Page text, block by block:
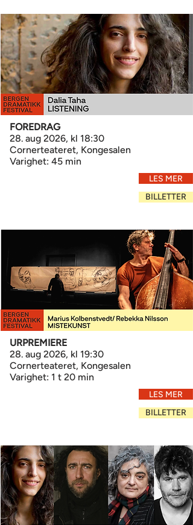
FOREDRAG
28. aug 2026, kl 18:30
Cornerteateret, Kongesalen
Varighet: 45 min
LES MER
BILLETTER
URPREMIERE
28. aug 2026, kl 19:30
Cornerteateret, Kongesalen
Varighet: 1 t 20 min
LES MER
BILLETTER